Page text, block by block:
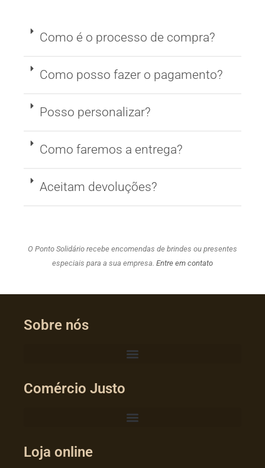
Como é o processo de compra?
Como posso fazer o pagamento?
Posso personalizar?
Como faremos a entrega?
Aceitam devoluções?
O Ponto Solidário recebe encomendas de brindes ou presentes
especiais para a sua empresa. Entre em contato
Sobre nós
Comércio Justo
Loja online